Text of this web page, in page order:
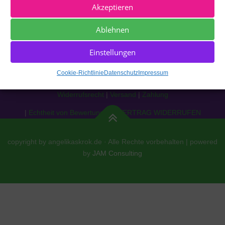
Akzeptieren
Ablehnen
Einstellungen
Cookie-Richtlinie Datenschutz Impressum
SOCIAL MEDIA
Widerrufsrecht | Versand | Zahlung
| Echtheit von Bewertungen | VERTRAG WIDERRUFEN
copyright by angelikaskrok.de · Alle Rechte vorbehalten | powered
by JAM Consulting